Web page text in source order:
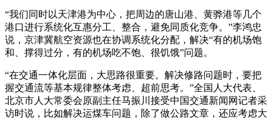
“我们同时以天津港为中心，把周边的唐山港、黄骅港等几个
港口进行系统化互惠分工、整合，避免同质化竞争。”李鸿忠
说，京津冀航空资源也在协调系统化分配，解决“有的机场饱
和、撑得过分，有的机场吃不饱、很饥饿”问题。
“在交通一体化层面，大思路很重要。解决修路问题时，要把
握交通流等基本规律整体考虑、超前思考。”全国人大代表、
北京市人大常委会原副主任马振川接受中国交通新闻网记者采
访时说，比如解决运煤车问题，除了做公路文章，还应考虑大